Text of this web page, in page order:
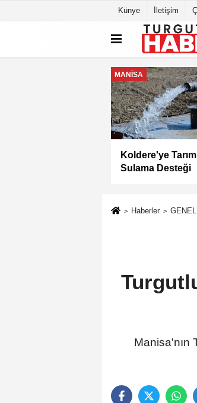
Künye İletişim
MANİSA
Keli
Çalışması
Haberler GENEL
Manisa'nın